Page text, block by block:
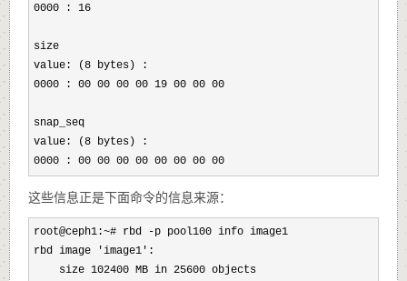
0000 : 16
                                              : .
size
value: (8 bytes) :
0000 : 00 00 00 00 19 00 00 00
:
snap_seq
value: (8 bytes) :
0000 : 00 00 00 00 00 00 00 00                         :
这些信息正是下面命令的信息来源：
root@ceph1:~# rbd -p pool100 info image1
rbd image 'image1' :
    size 102400 MB
in 25600 objects